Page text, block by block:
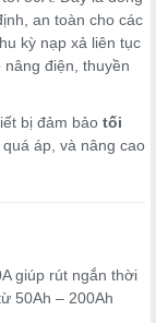
an toàn cho các
kỳ nạp xả liên tục
điện, thuyền
bị đảm bảo tối
quá áp, và nâng cao
giúp rút ngắn thời
50Ah – 200Ah